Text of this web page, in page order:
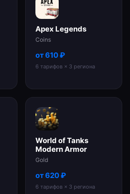
Apex Legends
Coins
от610₽
6 тарифов × 3 региона
World of Tanks
Modern Armor
Gold
от620₽
6 тарифов × 3 региона